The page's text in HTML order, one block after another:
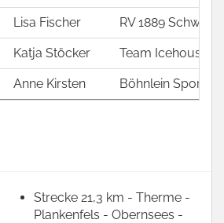
Lisa Fischer RV 1889
Katja Stöcker Team Icehouse
Anne Kirsten Böhnlein Sports
Strecke 21,3 km - Therme -
Plankenfels - Obernsees -